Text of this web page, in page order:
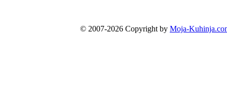
© 2007-2026 Copyright by Moja-